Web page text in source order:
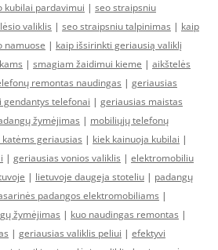
kubilai pardavimui | seo straipsniu
valiklis | seo straipsniu talpinimas | kaip
namuose | kaip išsirinkti geriausią valiklį
| smagiam žaidimui kieme | aikštelės
remontas naudingas | geriausias
gendantys telefonai | geriausias maistas
žymėjimas | mobiliųjų telefonų
geriausias | kiek kainuoja kubilai |
| geriausias vonios valiklis | elektromobiliu
| lietuvoje daugeja stoteliu | padangų
padangos elektromobiliams |
žymėjimas | kuo naudingas remontas |
| geriausias valiklis peliui | efektyvi